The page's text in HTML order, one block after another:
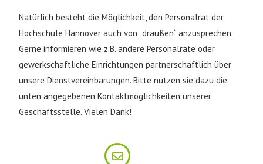
Natürlich besteht die Möglichkeit, den Personalrat der
Hochschule Hannover auch von „draußen“ anzusprechen.
Gerne informieren wie z.B. andere Personalräte oder
gewerkschaftliche Einrichtungen partnerschaftlich über
unsere Dienstvereinbarungen. Bitte nutzen sie dazu die
unten angegebenen Kontaktmöglichkeiten unserer
Geschäftsstelle. Vielen Dank!